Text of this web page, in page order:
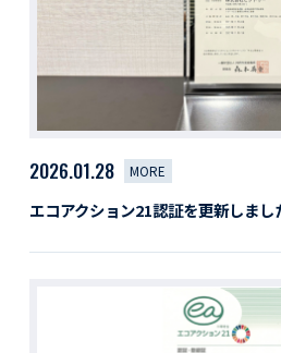
社員紹介
育休取得者インタビュー
採用エントリー
Social link
2026.01.28 MORE
エコアクション21認証を更新しまし